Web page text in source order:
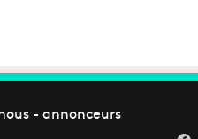
- annonceurs